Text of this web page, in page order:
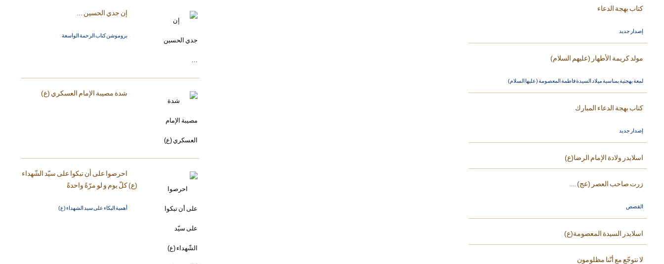
إن جدي الحسين ...
بروموشن كتاب الرحمة الواسعة
شدة مصيبة الإمام العسكري (ع)
احرصوا على أن تبكوا على سيّد الشّهداء
(ع) كلّ يوم و لو مرّةً واحدةً
أهمية البكاء على سيد الشهداء (ع)
كتاب بهجة الدعاء
إصدار جديد
مولد كريمة الأطهار (عليهم السلام)
لمعة بهجتية بمناسبة ميلاد السيدة فاطمة المعصومة (عليها السلام)
كتاب بهجة الدعاء المبارك
إصدار جديد
اسلايدر ولادة الإمام الرضا(ع)
زرت صاحب العصر (عج) ...
القصص
اسلايدر السيدة المعصومة(ع)
لا نتوجّع مع أنّنا مظلومون